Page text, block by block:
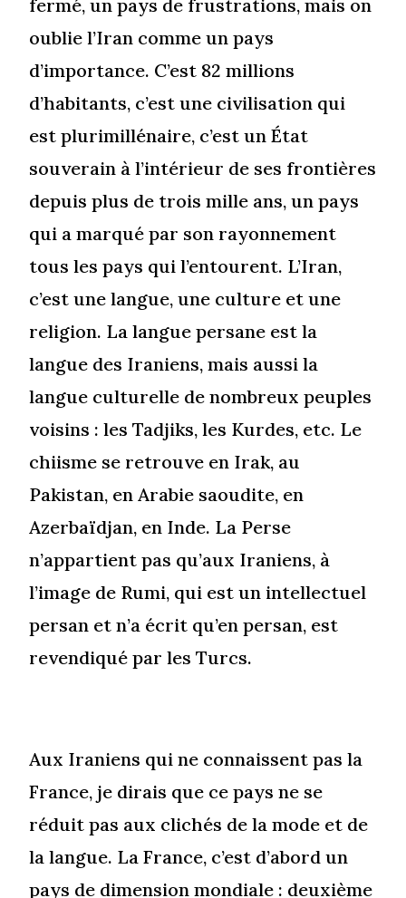
fermé, un pays de frustrations, mais on
oublie l’Iran comme un pays
d’importance. C’est 82 millions
d’habitants, c’est une civilisation qui
est plurimillénaire, c’est un État
souverain à l’intérieur de ses frontières
depuis plus de trois mille ans, un pays
qui a marqué par son rayonnement
tous les pays qui l’entourent. L’Iran,
c’est une langue, une culture et une
religion. La langue persane est la
langue des Iraniens, mais aussi la
langue culturelle de nombreux peuples
voisins : les Tadjiks, les Kurdes, etc. Le
chiisme se retrouve en Irak, au
Pakistan, en Arabie saoudite, en
Azerbaïdjan, en Inde. La Perse
n’appartient pas qu’aux Iraniens, à
l’image de Rumi, qui est un intellectuel
persan et n’a écrit qu’en persan, est
revendiqué par les Turcs.
Aux Iraniens qui ne connaissent pas la
France, je dirais que ce pays ne se
réduit pas aux clichés de la mode et de
la langue. La France, c’est d’abord un
pays de dimension mondiale : deuxième